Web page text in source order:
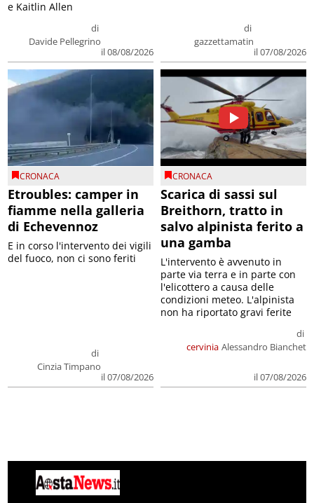
di
Davide Pellegrino
il 08/08/2026
e Kaitlin Allen
di
gazzettamatin
il 07/08/2026
CRONACA
Etroubles: camper in
fiamme nella galleria
di Echevennoz
di
Cinzia Timpano
il 07/08/2026
E in corso l'intervento dei vigili
del fuoco, non ci sono feriti
CRONACA
Scarica di sassi sul
Breithorn, tratto in
salvo alpinista ferito a
una gamba
cervinia
di
Alessandro Bianchet
il 07/08/2026
L'intervento è avvenuto in
parte via terra e in parte con
l'elicottero a causa delle
condizioni meteo. L'alpinista
non ha riportato gravi ferite